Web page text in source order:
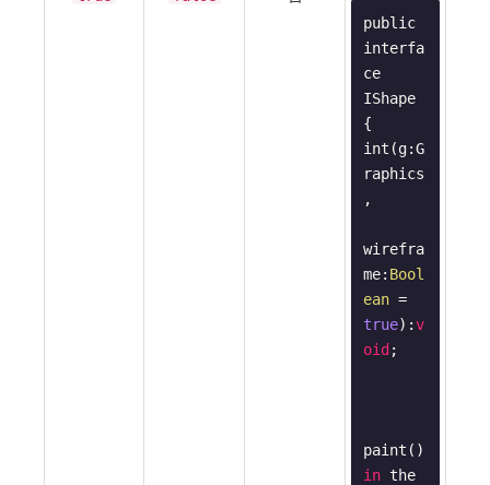
public
interfa
ce
IShape
{
int(g:G
raphics
,
wirefra
me: Bool
ean
true):v
oid ;
in the